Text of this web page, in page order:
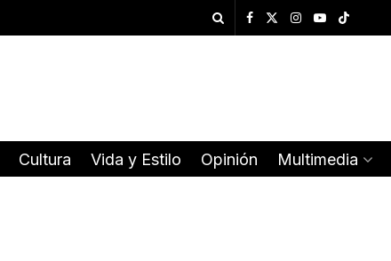
Cultura Vida y Estilo Opinión Multimedia